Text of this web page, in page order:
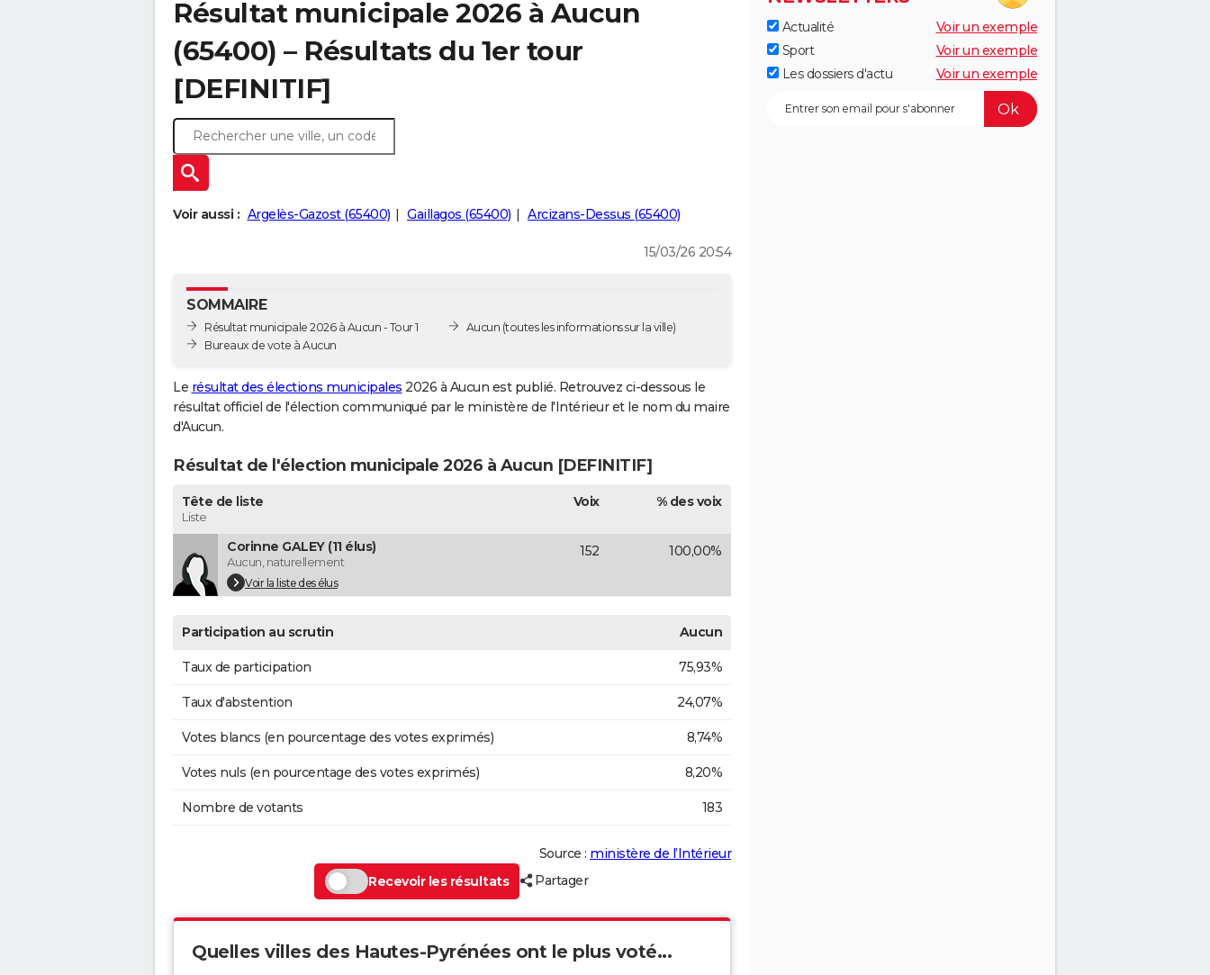
Résultat municipale 2026 à Aucun
(65400) – Résultats du 1er tour
[DEFINITIF]
Voir aussi : Argelès-Gazost (65400) Gaillagos (65400) Arcizans-Dessus (65400)
15/03/26 20:54
SOMMAIRE
Résultat municipale 2026 à Aucun - Tour 1
Bureaux de vote à Aucun
Aucun (toutes les informations sur la ville)
Le résultat des élections municipales 2026 à Aucun est publié. Retrouvez ci-dessous le
résultat officiel de l'élection communiqué par le ministère de l'Intérieur et le nom du maire
d'Aucun.
Résultat de l'élection municipale 2026 à Aucun [DEFINITIF]
Tête de liste
Liste
Voix % des voix
Corinne GALEY (11 élus)
Aucun, naturellement
Voir la liste des élus
152 100,00%
Participation au scrutin Aucun
Taux de participation 75,93%
Taux d'abstention 24,07%
Votes blancs (en pourcentage des votes exprimés) 8,74%
Votes nuls (en pourcentage des votes exprimés) 8,20%
Nombre de votants 183
Source : ministère de l’Intérieur
Recevoir les résultats
Partager
Quelles villes des Hautes-Pyrénées ont le plus voté...
Actualité
Voir un exemple
Sport
Voir un exemple
Les dossiers d'actu
Voir un exemple